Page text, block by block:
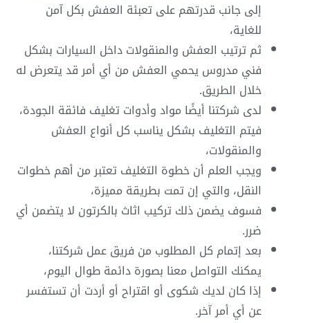
إلى جانب قدرتهم على تعبئة العفش بكل آمن
للغاية،
ثم ترتيب العفش والمنقولات داخل السيارات بشكل
فني مدروس يحمي العفش من أي أمر قد يتعرض له
خلال الطريق.
لدى شركتنا أيضًا مواد وأدوات تغليف فائقة الجودة،
فيتم التغليف بشكل يناسب كل أنواع العفش
والمنقولات،
ويجب العلم أن خطوة التغليف تعتبر من أهم خطوات
النقل، والتي إن تمت بطريقة مميزة،
فسوف يضمن ذلك تركيب اثاث بالكرتون لا يتضمن أي
ضرر.
بعد إتمام كل المطلوب من فريق عمل شركتنا،
يمكنك التواصل معنا بصورة دائمة طوال اليوم،
إذا كان لديك شكوى أو اقتراح أو أردت أن تستفسر
عن أي أمر آخر.